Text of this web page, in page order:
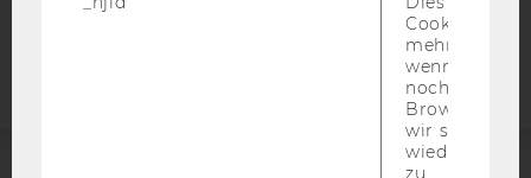
Cookie, das
mehr setzen,
wenn ein
noch in
Browser hat,
wir seinen
zu